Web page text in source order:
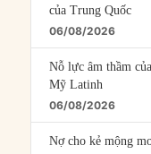
của Trung Quốc
06/08/2026
Nỗ lực âm thầm
Mỹ Latinh
06/08/2026
Nợ cho kẻ mộng